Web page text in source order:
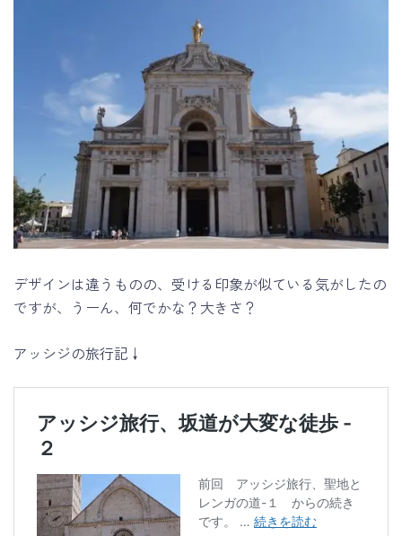
デザインは違うものの、受ける印象が似ている気がしたの
ですが、うーん、何でかな？大きさ？
アッシジの旅行記↓